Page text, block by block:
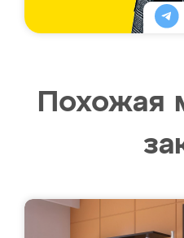
Похожая